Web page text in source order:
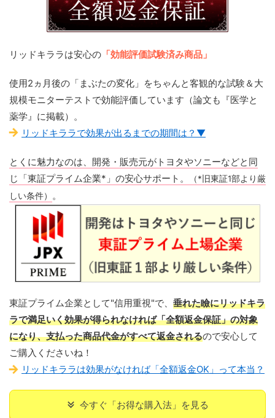
リッドキララは安心の 「効能評価試験済み商品」
使用2ヵ月後の「まぶたの変化」をちゃんと客観的な試験＆大
規模モニターテストで効能評価しています（論文も『医学と
薬学』に掲載）。
リッドキララで効果が出るまでの期間は？▼
とくに魅力なのは、開発・販売元がトヨタやソニーなどと同
じ「東証プライム企業*」の安心サポート。
（*旧東証1部より厳
しい条件）
。
東証プライム企業として"信用重視"で、 垂れた瞼にリッドキラ
ラで満足いく効果が得られなければ「全額返金保証」の対象
になり、支払った商品代金がすべて返金されるので安心して
ご購入くださいね！
リッドキララは効果がなければ「全額返金OK」って本当？
今すぐ「お得な購入法」を見る